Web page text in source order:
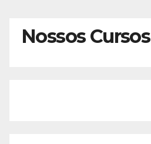
Nossos Cursos